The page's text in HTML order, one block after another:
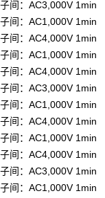
间：AC3,000V 1min
间：AC1,000V 1min
间：AC4,000V 1min
间：AC1,000V 1min
间：AC4,000V 1min
间：AC3,000V 1min
间：AC1,000V 1min
间：AC4,000V 1min
间：AC1,000V 1min
间：AC4,000V 1min
间：AC3,000V 1min
间：AC1,000V 1min